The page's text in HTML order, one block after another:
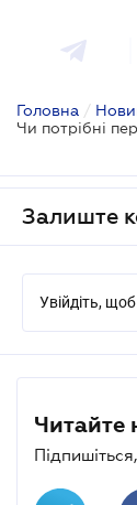
Головна /
Залиште
Увійдіть,
Читайте